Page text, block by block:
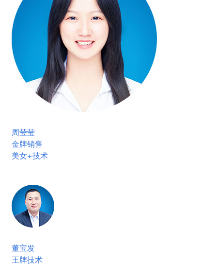
周莹莹
金牌销售
美女+技术
董宝发
王牌技术